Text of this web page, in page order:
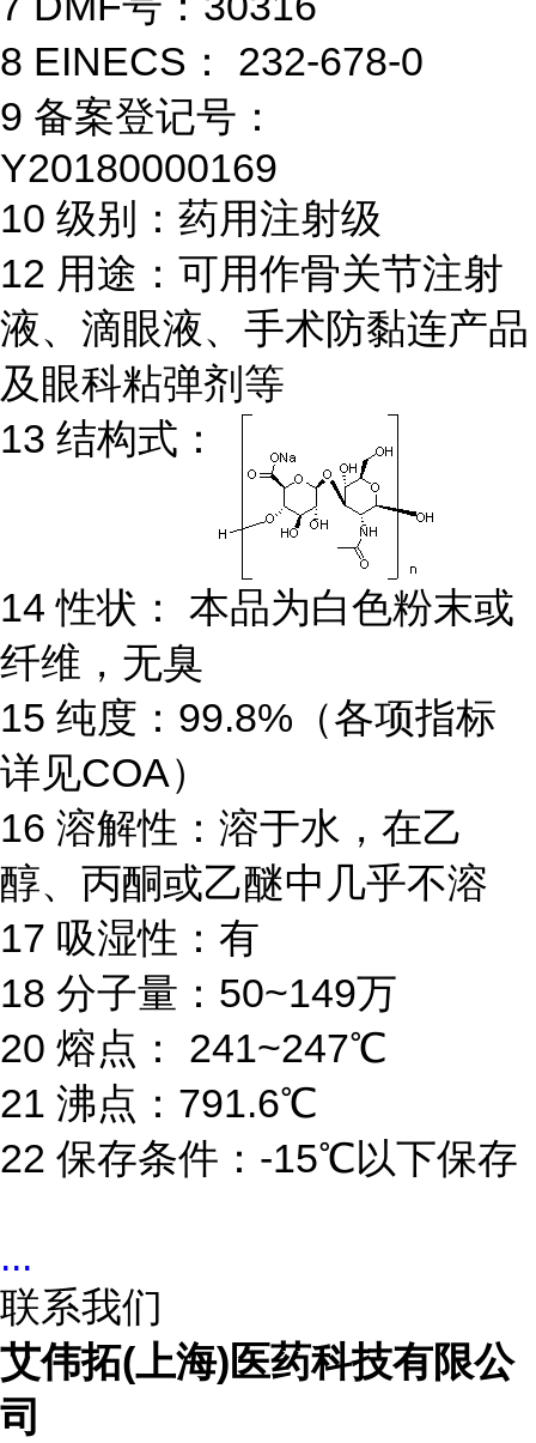
8 EINECS： 232-678-0
9 备案登记号：
Y20180000169
10 级别：药用注射级
12 用途：可用作骨关节注射
液、滴眼液、手术防黏连产品
及眼科粘弹剂等
13 结构式：
14 性状： 本品为白色粉末或
纤维，无臭
15 纯度：99.8%（各项指标
详见COA）
16 溶解性：溶于水，在乙
醇、丙酮或乙醚中几乎不溶
17 吸湿性：有
18 分子量：50~149万
20 熔点： 241~247℃
21 沸点：791.6℃
22 保存条件：-15℃以下保存
...
联系我们
艾伟拓(上海)医药科技有限公
司